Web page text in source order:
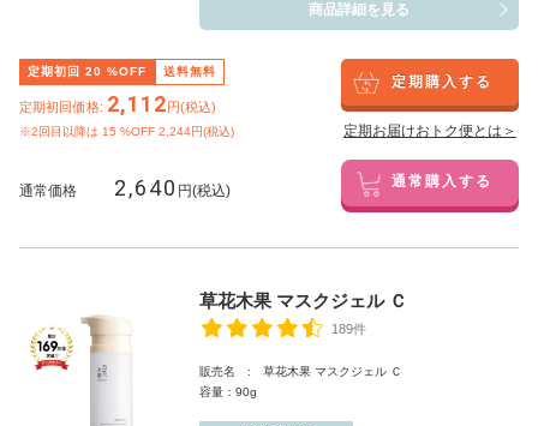
商品詳細を見る
定期初回 20 %OFF 送料無料
定期初回価格: 2,112円(税込)
※2回目以降は 15 %OFF 2,244円(税込)
定期購入する
定期お届けおトク便とは＞
通常価格 2,640 円(税込) 通常購入する
草花木果 マスクジェル Ｃ
189件
販売名 : 草花木果 マスクジェル Ｃ
容量：90g